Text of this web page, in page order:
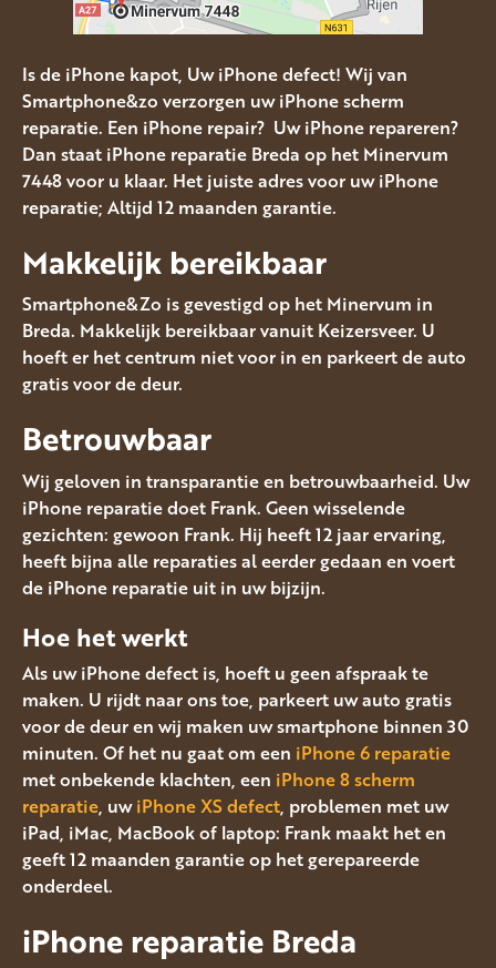
Is de iPhone kapot, Uw iPhone defect! Wij van
Smartphone&zo verzorgen uw iPhone scherm
reparatie. Een iPhone repair? Uw iPhone repareren?
Dan staat iPhone reparatie Breda op het Minervum
7448 voor u klaar. Het juiste adres voor uw iPhone
reparatie; Altijd 12 maanden garantie.
Makkelijk bereikbaar
Smartphone&Zo is gevestigd op het Minervum in
Breda. Makkelijk bereikbaar vanuit Keizersveer. U
hoeft er het centrum niet voor in en parkeert de auto
gratis voor de deur.
Betrouwbaar
Wij geloven in transparantie en betrouwbaarheid. Uw
iPhone reparatie doet Frank. Geen wisselende
gezichten: gewoon Frank. Hij heeft 12 jaar ervaring,
heeft bijna alle reparaties al eerder gedaan en voert
de iPhone reparatie uit in uw bijzijn.
Hoe het werkt
Als uw iPhone defect is, hoeft u geen afspraak te
maken. U rijdt naar ons toe, parkeert uw auto gratis
voor de deur en wij maken uw smartphone binnen 30
minuten. Of het nu gaat om een iPhone 6 reparatie
met onbekende klachten, een iPhone 8 scherm
reparatie, uwiPhone XS defect, problemen met uw
iPad, iMac, MacBook of laptop: Frank maakt het en
geeft 12 maanden garantie op het gerepareerde
onderdeel.
iPhone reparatie Breda